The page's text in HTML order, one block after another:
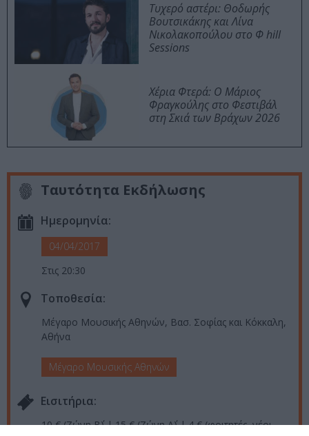
Τυχερό αστέρι: Θοδωρής
Βουτσικάκης και Λίνα
Νικολακοπούλου στο Φ hill
Sessions
Χέρια Φτερά: Ο Μάριος
Φραγκούλης στο Φεστιβάλ
στη Σκιά των Βράχων 2026
Ταυτότητα Εκδήλωσης
Ημερομηνία:
04/04/2017
Στις 20:30
Τοποθεσία:
Μέγαρο Μουσικής Αθηνών, Βασ. Σοφίας και Κόκκαλη,
Αθήνα
Μέγαρο Μουσικής Αθηνών
Eισιτήρια:
10 € (Ζώνη Β΄) | 15 € (Ζώνη Α΄) | 4 € (φοιτητές, νέοι,